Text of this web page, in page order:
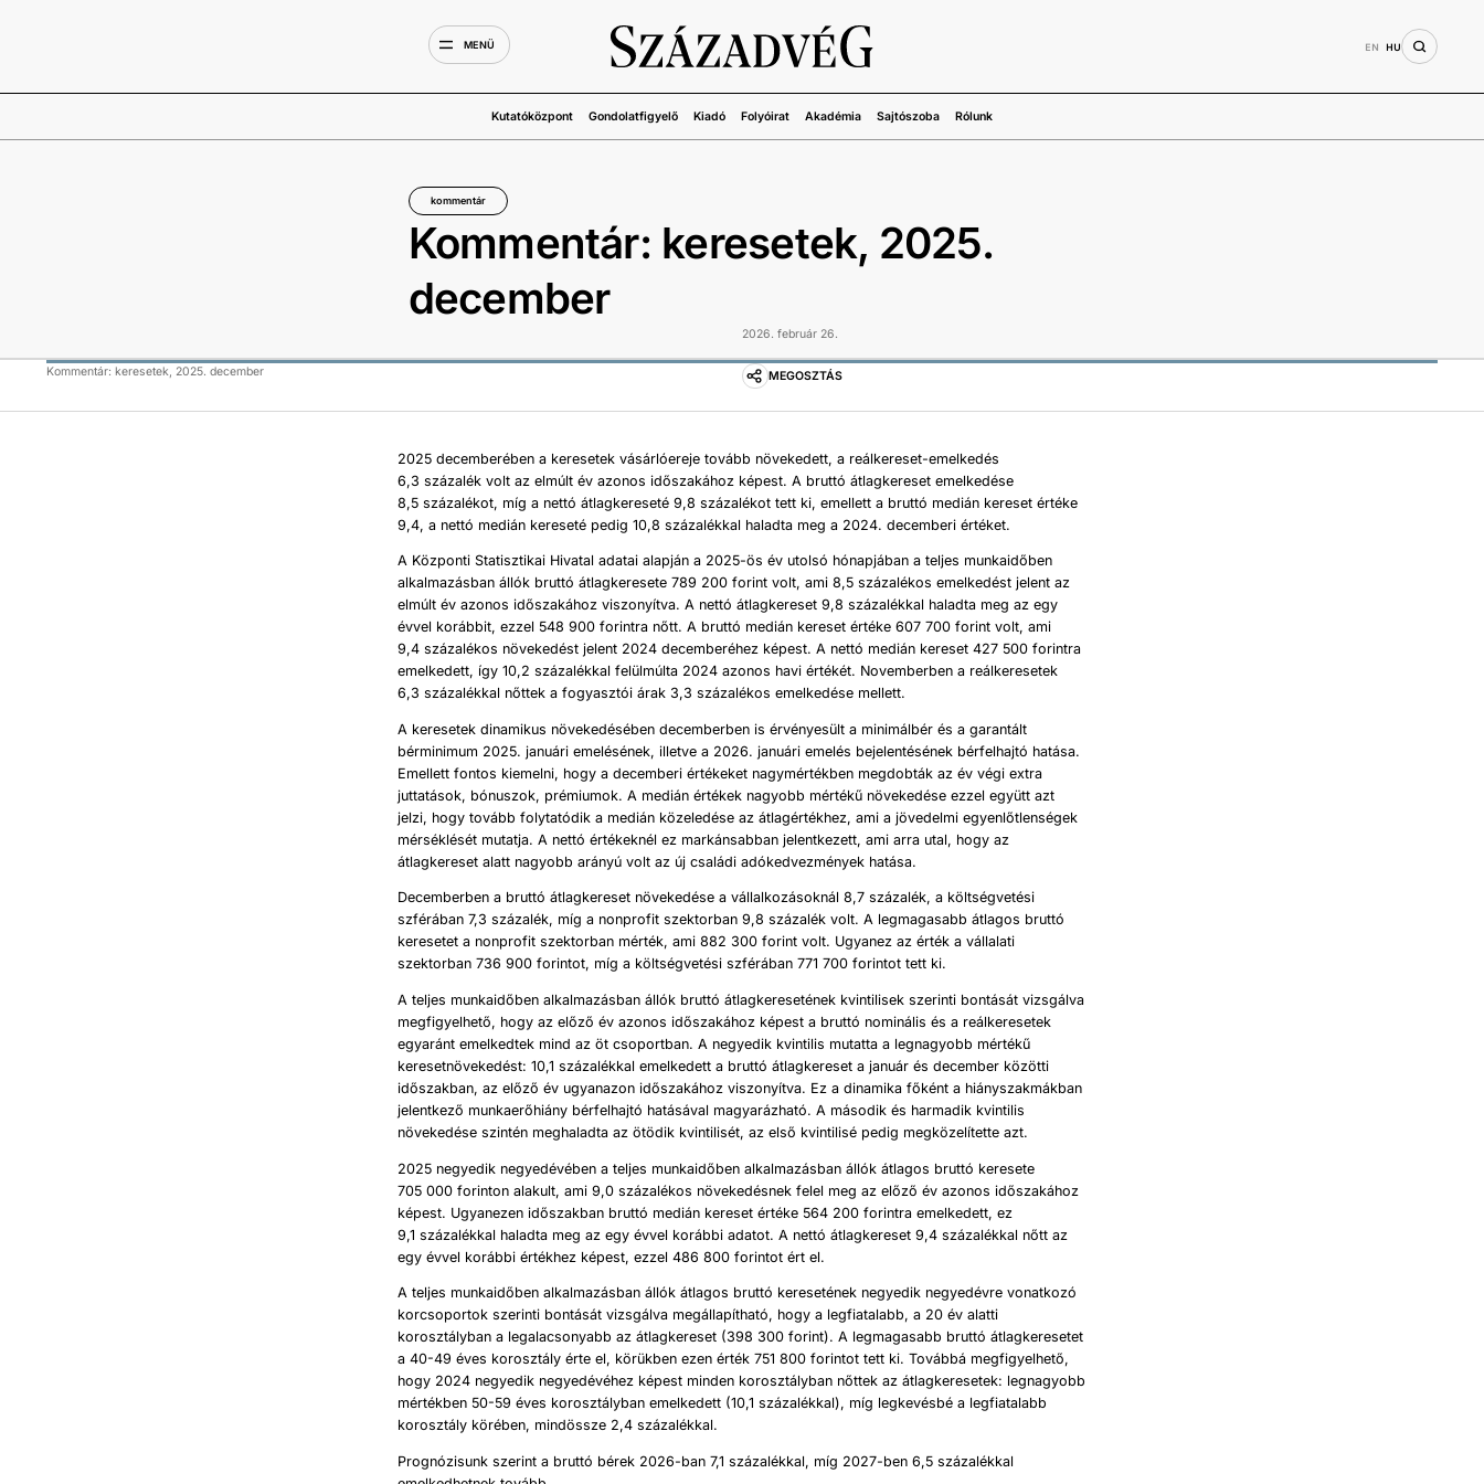
MENÜ EN HU
Kutatóközpont Gondolatfigyelő Kiadó Folyóirat Akadémia Sajtószoba Rólunk
kommentár
Kommentár: keresetek, 2025.
december
2026. február 26.
Kommentár: keresetek, 2025. december MEGOSZTÁS
2025 decemberében a keresetek vásárlóereje tovább növekedett, a reálkereset-emelkedés
6,3 százalék volt az elmúlt év azonos időszakához képest. A bruttó átlagkereset emelkedése
8,5 százalékot, míg a nettó átlagkereseté 9,8 százalékot tett ki, emellett a bruttó medián kereset értéke
9,4, a nettó medián kereseté pedig 10,8 százalékkal haladta meg a 2024. decemberi értéket.
A Központi Statisztikai Hivatal adatai alapján a 2025-ös év utolsó hónapjában a teljes munkaidőben
alkalmazásban állók bruttó átlagkeresete 789 200 forint volt, ami 8,5 százalékos emelkedést jelent az
elmúlt év azonos időszakához viszonyítva. A nettó átlagkereset 9,8 százalékkal haladta meg az egy
évvel korábbit, ezzel 548 900 forintra nőtt. A bruttó medián kereset értéke 607 700 forint volt, ami
9,4 százalékos növekedést jelent 2024 decemberéhez képest. A nettó medián kereset 427 500 forintra
emelkedett, így 10,2 százalékkal felülmúlta 2024 azonos havi értékét. Novemberben a reálkeresetek
6,3 százalékkal nőttek a fogyasztói árak 3,3 százalékos emelkedése mellett.
A keresetek dinamikus növekedésében decemberben is érvényesült a minimálbér és a garantált
bérminimum 2025. januári emelésének, illetve a 2026. januári emelés bejelentésének bérfelhajtó hatása.
Emellett fontos kiemelni, hogy a decemberi értékeket nagymértékben megdobták az év végi extra
juttatások, bónuszok, prémiumok. A medián értékek nagyobb mértékű növekedése ezzel együtt azt
jelzi, hogy tovább folytatódik a medián közeledése az átlagértékhez, ami a jövedelmi egyenlőtlenségek
mérséklését mutatja. A nettó értékeknél ez markánsabban jelentkezett, ami arra utal, hogy az
átlagkereset alatt nagyobb arányú volt az új családi adókedvezmények hatása.
Decemberben a bruttó átlagkereset növekedése a vállalkozásoknál 8,7 százalék, a költségvetési
szférában 7,3 százalék, míg a nonprofit szektorban 9,8 százalék volt. A legmagasabb átlagos bruttó
keresetet a nonprofit szektorban mérték, ami 882 300 forint volt. Ugyanez az érték a vállalati
szektorban 736 900 forintot, míg a költségvetési szférában 771 700 forintot tett ki.
A teljes munkaidőben alkalmazásban állók bruttó átlagkeresetének kvintilisek szerinti bontását vizsgálva
megfigyelhető, hogy az előző év azonos időszakához képest a bruttó nominális és a reálkeresetek
egyaránt emelkedtek mind az öt csoportban. A negyedik kvintilis mutatta a legnagyobb mértékű
keresetnövekedést: 10,1 százalékkal emelkedett a bruttó átlagkereset a január és december közötti
időszakban, az előző év ugyanazon időszakához viszonyítva. Ez a dinamika főként a hiányszakmákban
jelentkező munkaerőhiány bérfelhajtó hatásával magyarázható. A második és harmadik kvintilis
növekedése szintén meghaladta az ötödik kvintilisét, az első kvintilisé pedig megközelítette azt.
2025 negyedik negyedévében a teljes munkaidőben alkalmazásban állók átlagos bruttó keresete
705 000 forinton alakult, ami 9,0 százalékos növekedésnek felel meg az előző év azonos időszakához
képest. Ugyanezen időszakban bruttó medián kereset értéke 564 200 forintra emelkedett, ez
9,1 százalékkal haladta meg az egy évvel korábbi adatot. A nettó átlagkereset 9,4 százalékkal nőtt az
egy évvel korábbi értékhez képest, ezzel 486 800 forintot ért el.
A teljes munkaidőben alkalmazásban állók átlagos bruttó keresetének negyedik negyedévre vonatkozó
korcsoportok szerinti bontását vizsgálva megállapítható, hogy a legfiatalabb, a 20 év alatti
korosztályban a legalacsonyabb az átlagkereset (398 300 forint). A legmagasabb bruttó átlagkeresetet
a 40-49 éves korosztály érte el, körükben ezen érték 751 800 forintot tett ki. Továbbá megfigyelhető,
hogy 2024 negyedik negyedévéhez képest minden korosztályban nőttek az átlagkeresetek: legnagyobb
mértékben 50-59 éves korosztályban emelkedett (10,1 százalékkal), míg legkevésbé a legfiatalabb
korosztály körében, mindössze 2,4 százalékkal.
Prognózisunk szerint a bruttó bérek 2026-ban 7,1 százalékkal, míg 2027-ben 6,5 százalékkal